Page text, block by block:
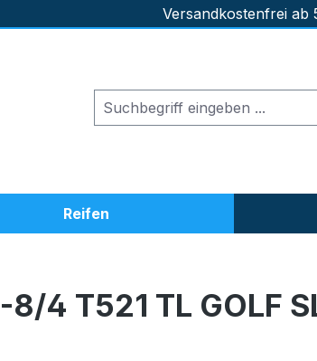
Versandkostenfrei ab
Reifen
8/4 T521 TL GOLF